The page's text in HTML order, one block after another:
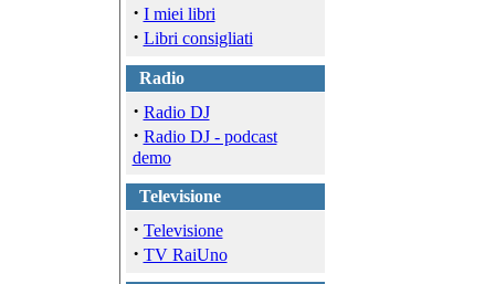
· I miei libri
· Libri consigliati
Radio
· Radio DJ
· Radio DJ - podcast
demo
Televisione
· Televisione
· TV RaiUno